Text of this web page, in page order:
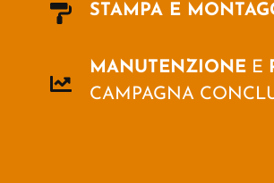
STAMPA E
MANUTENZIONE E
CAMPAGNA